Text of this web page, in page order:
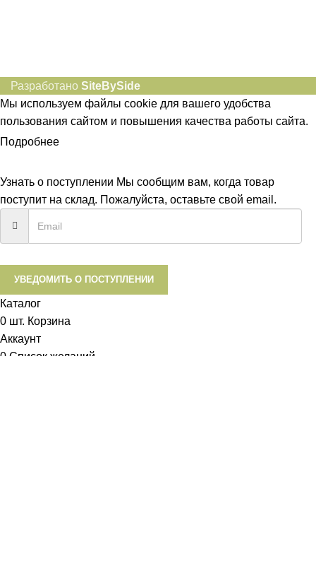
Разработано SiteBySide
Мы используем файлы cookie для вашего удобства
пользования сайтом и повышения качества работы сайта.
Подробнее
Узнать о поступлении Мы сообщим вам, когда товар
поступит на склад. Пожалуйста, оставьте свой email.
УВЕДОМИТЬ О ПОСТУПЛЕНИИ
Каталог
0 шт. Корзина
Аккаунт
0 Список желаний